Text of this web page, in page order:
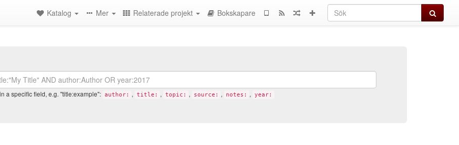
Sök
Katalog Mer Relaterade projekt Bokskapare
a specific field, e.g. "title:example": author: , title: , topic: , source: , notes: , year: